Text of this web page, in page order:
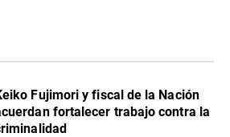
Fujimori y fiscal de la Nación
fortalecer trabajo contra la